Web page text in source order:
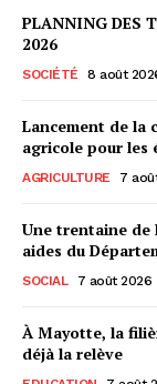
PLANNING DES
2026
SOCIÉTÉ 8 août
Lancement de la
agricole pour les
AGRICULTURE 7
Une trentaine de
aides du
SOCIAL 7 août 2026
À Mayotte, la
déjà la relève